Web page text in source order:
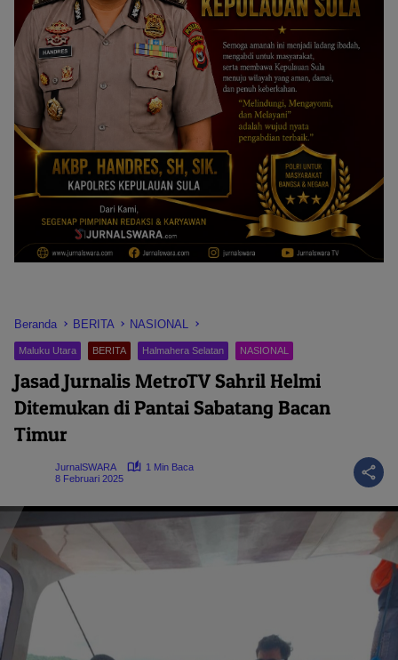
Beranda BERITA NASIONAL
Maluku Utara BERITA Halmahera Selatan NASIONAL
Jasad Jurnalis MetroTV Sahril Helmi
Ditemukan di Pantai Sabatang Bacan
Timur
JurnalSWARA
1 Min Baca
8 Februari 2025